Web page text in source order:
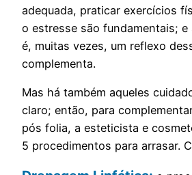
adequada, praticar exercícios
o estresse são fundamentais; e
é, muitas vezes, um reflexo
complementa.
Mas há também aqueles
claro; então, para
pós folia, a esteticista e
5 procedimentos para arrasar.